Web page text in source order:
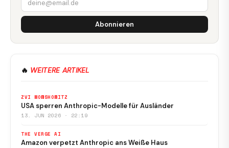
Abonnieren
🔥 WEITERE ARTIKEL
ZVI MOWSHOWITZ
USA sperren Anthropic-Modelle für Ausländer
13. JUN 2026 · 22:19
THE VERGE AI
Amazon verpetzt Anthropic ans Weiße Haus